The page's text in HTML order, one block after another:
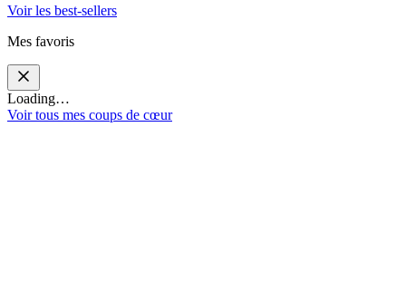
Voir les best-sellers
Mes favoris
Loading…
Voir tous mes coups de cœur